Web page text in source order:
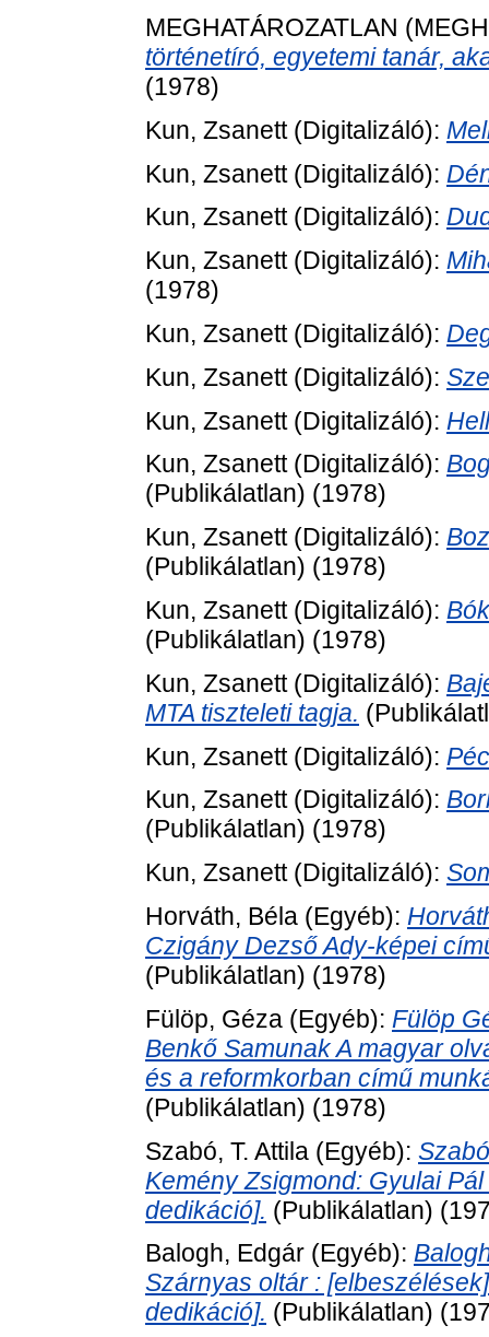
MEGHATÁROZATLAN
történetíró, egyetemi tanár,
(1978)
Kun, Zsanett(Digitalizáló):
Kun, Zsanett(Digitalizáló):
Kun, Zsanett(Digitalizáló):
Kun, Zsanett(Digitalizáló):
(1978)
Kun, Zsanett(Digitalizáló):
Kun, Zsanett(Digitalizáló):
Kun, Zsanett(Digitalizáló):
Kun, Zsanett(Digitalizáló):
(Publikálatlan) (1978)
Kun, Zsanett(Digitalizáló):
(Publikálatlan) (1978)
Kun, Zsanett(Digitalizáló):
(Publikálatlan) (1978)
Kun, Zsanett(Digitalizáló):
MTA tiszteleti tagja.
Kun, Zsanett(Digitalizáló):
Kun, Zsanett(Digitalizáló):
(Publikálatlan) (1978)
Kun, Zsanett(Digitalizáló):
Horváth, Béla (Egyéb):
Czigány Dezső Ady-képei
(Publikálatlan) (1978)
Fülöp, Géza (Egyéb): Fülöp
Benkő Samunak A magyar
és a reformkorban című
(Publikálatlan) (1978)
Szabó, T. Attila (Egyéb):
Kemény Zsigmond: Gyulai
dedikáció]. (Publikálatlan)
Balogh, Edgár (Egyéb):
Szárnyas oltár :
dedikáció]. (Publikálatlan)